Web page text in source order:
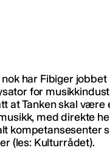
har Fibiger jobbet
for
at Tanken skal være
med direkte
kompetansesenter
(les: Kulturrådet).